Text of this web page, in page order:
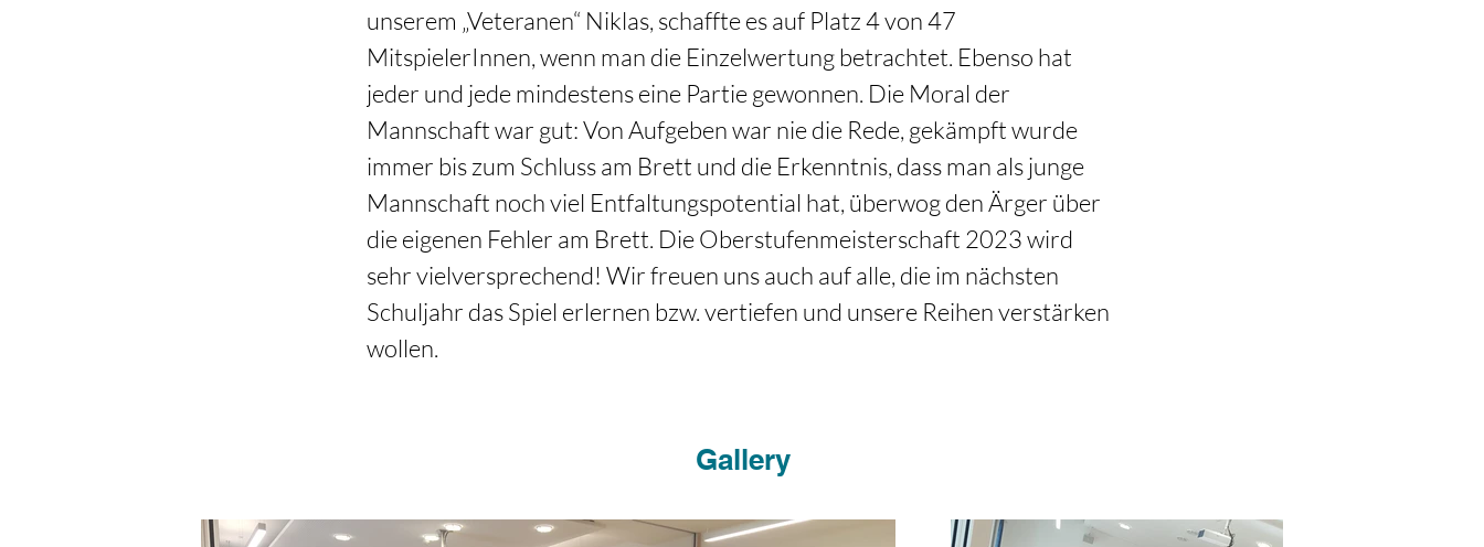
unserem „Veteranen“ Niklas, schaffte es auf Platz 4 von 47
MitspielerInnen, wenn man die Einzelwertung betrachtet. Ebenso hat
jeder und jede mindestens eine Partie gewonnen. Die Moral der
Mannschaft war gut: Von Aufgeben war nie die Rede, gekämpft wurde
immer bis zum Schluss am Brett und die Erkenntnis, dass man als junge
Mannschaft noch viel Entfaltungspotential hat, überwog den Ärger über
die eigenen Fehler am Brett. Die Oberstufenmeisterschaft 2023 wird
sehr vielversprechend! Wir freuen uns auch auf alle, die im nächsten
Schuljahr das Spiel erlernen bzw. vertiefen und unsere Reihen verstärken
wollen.
Gallery